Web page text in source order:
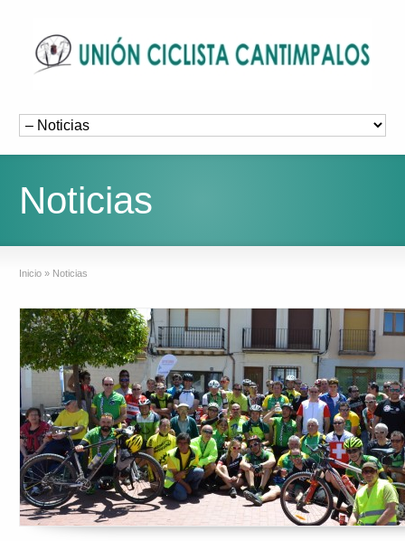
Noticias
Inicio » Noticias